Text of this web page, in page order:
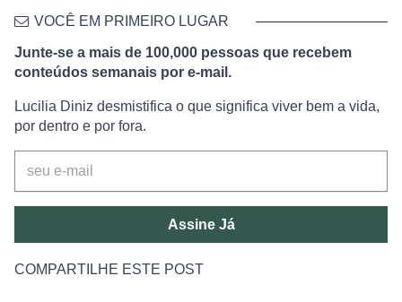
VOCÊ EM PRIMEIRO LUGAR
Junte-se a mais de 100,000 pessoas que recebem
conteúdos semanais por e-mail.
Lucilia Diniz desmistifica o que significa viver bem a vida,
por dentro e por fora.
Assine Já
COMPARTILHE ESTE POST